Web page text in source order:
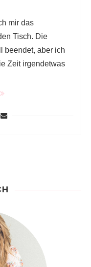
mir das
Tisch. Die
beendet, aber ich
Zeit irgendetwas